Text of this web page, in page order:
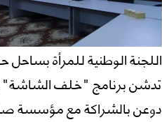
اللجنة الوطنية للمرأة
تدشن برنامج "خلف الشاشة"
دوعن بالشراكة مع مؤسسة